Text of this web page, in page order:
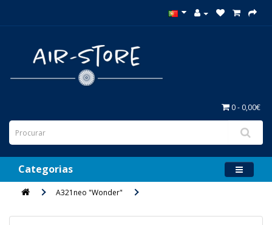
0 - 0,00€
Categorias
A321neo "Wonder"